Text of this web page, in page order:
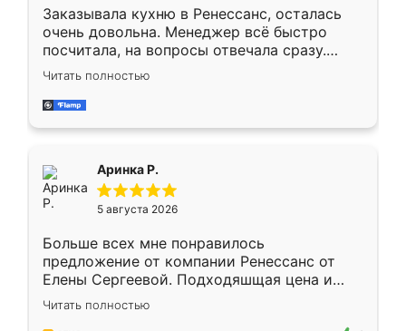
Заказывала кухню в Ренессанс, осталась
очень довольна. Менеджер всё быстро
посчитала, на вопросы отвечала сразу.
Замерщик приехал в субботу, подошёл к
делу со всей ответственностью. Собрали
за день, ребята работали аккуратно, даже
Читать полностью
Аринка Р.
5 августа 2026
Больше всех мне понравилось
предложение от компании Ренессанс от
Елены Сергеевой. Подходяшщая цена и
короткие сроки изготовления. Приехавший
для замера сотрудник Владислав
Читать полностью